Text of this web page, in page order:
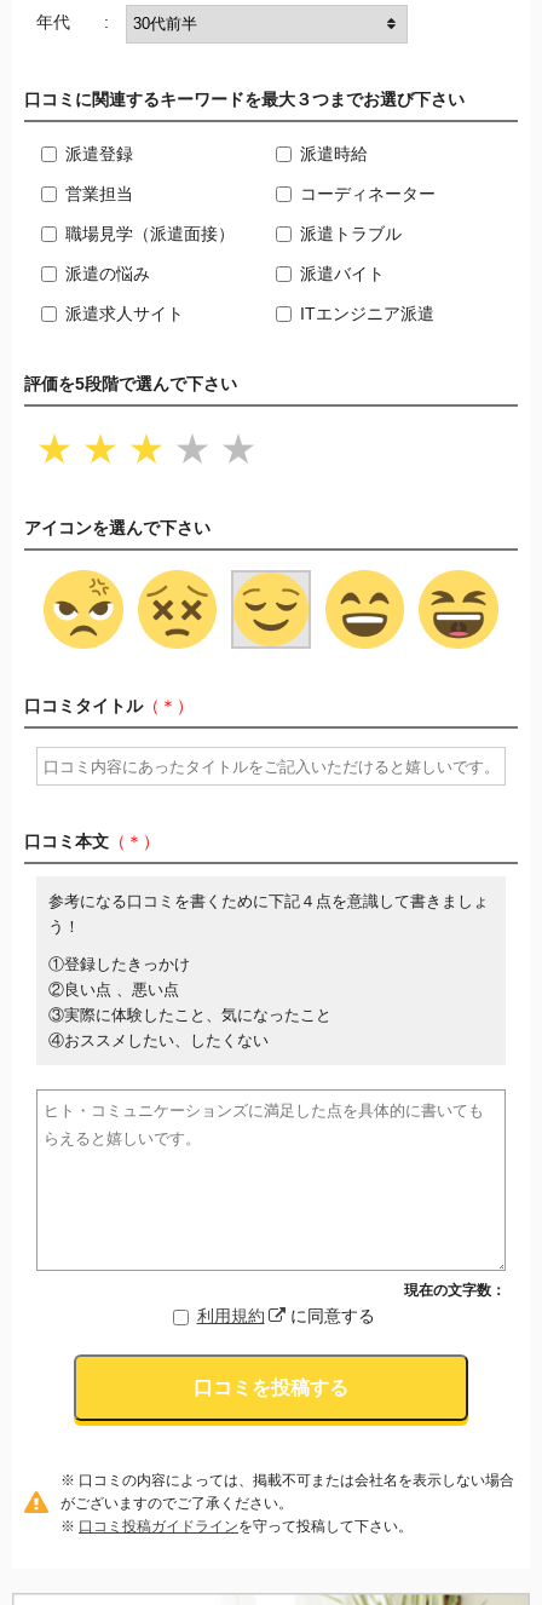
年代 :
口コミに関連するキーワードを最大３つまでお選び下さい
派遣登録 派遣時給
営業担当 コーディネーター
職場見学（派遣面接） 派遣トラブル
派遣の悩み 派遣バイト
派遣求人サイト ITエンジニア派遣
評価を5段階で選んで下さい
★ ★ ★ ★ ★
アイコンを選んで下さい
口コミタイトル（＊）
口コミ本文 （＊）
参考になる口コミを書くために下記４点を意識して書きましょ
う！
①登録したきっかけ
②良い点 、悪い点
③実際に体験したこと、気になったこと
④おススメしたい、したくない
現在の文字数：
利用規約 に同意する
口コミを投稿する
※ 口コミの内容によっては、掲載不可または会社名を表示しない場合
がございますのでご了承ください。
※ 口コミ投稿ガイドラインを守って投稿して下さい。